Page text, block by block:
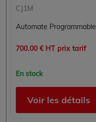
CJ1M
700.00 € HT prix tarif
En stock
Voir les détails